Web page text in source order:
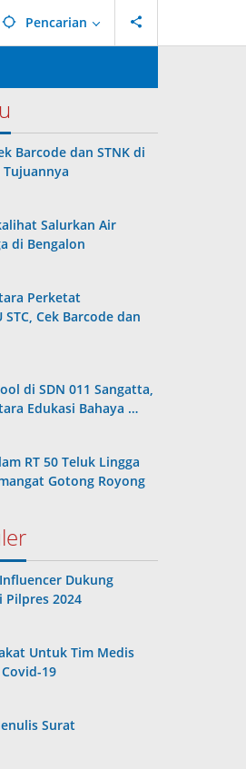
Pencarian
Barcode dan STNK di
Tujuannya
Salurkan Air
di Bengalon
Perketat
STC, Cek Barcode dan
di SDN 011 Sangatta,
Edukasi Bahaya …
RT 50 Teluk Lingga
Gotong Royong
Dukung
Pilpres 2024
Untuk Tim Medis
19
Surat